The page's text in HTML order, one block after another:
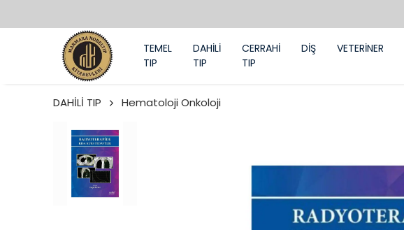
TEMEL
TIP
DAHİLİ
TIP
CERRAHİ
TIP
DİŞ VETERİNER
DAHİLİ TIP Hematoloji Onkoloji